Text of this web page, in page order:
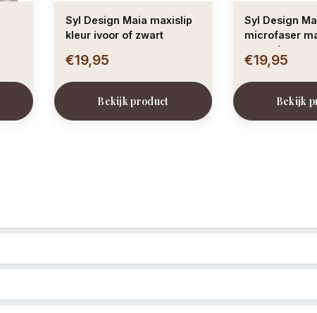
Syl Design Maia maxislip
kleur ivoor of zwart
€19,95
Bekijk product
Syl Design Maia
microfaser
turquoise
€19,95
Bekijk